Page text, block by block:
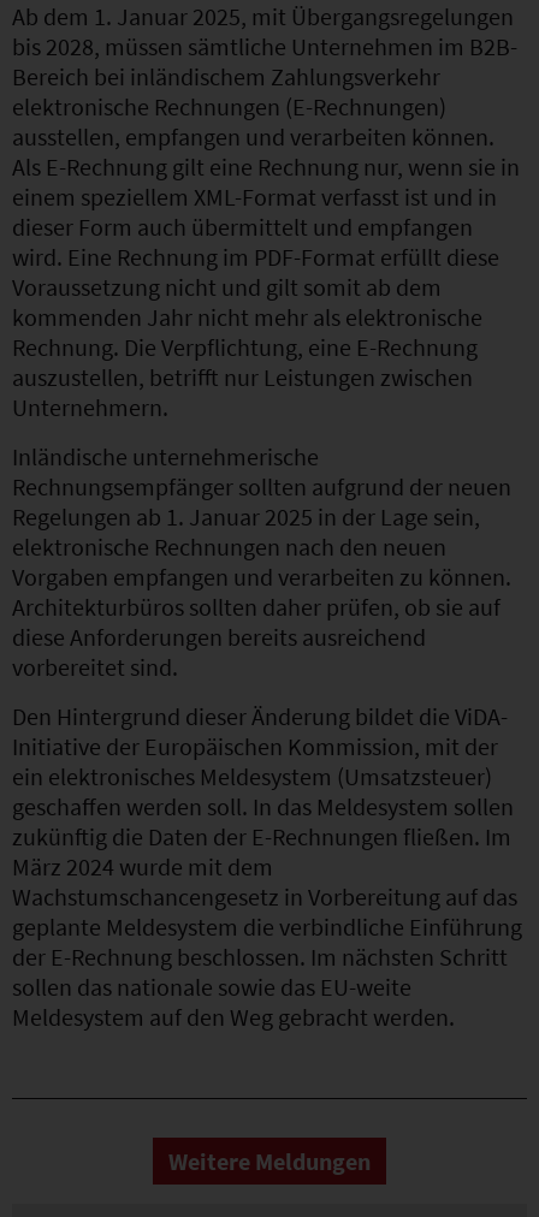
Ab dem 1. Januar 2025, mit Übergangsregelungen
bis 2028, müssen sämtliche Unternehmen im B2B-
Bereich bei inländischem Zahlungsverkehr
elektronische Rechnungen (E-Rechnungen)
ausstellen, empfangen und verarbeiten können.
Als E-Rechnung gilt eine Rechnung nur, wenn sie in
einem speziellem XML-Format verfasst ist und in
dieser Form auch übermittelt und empfangen
wird. Eine Rechnung im PDF-Format erfüllt diese
Voraussetzung nicht und gilt somit ab dem
kommenden Jahr nicht mehr als elektronische
Rechnung. Die Verpflichtung, eine E-Rechnung
auszustellen, betrifft nur Leistungen zwischen
Unternehmern.
Inländische unternehmerische
Rechnungsempfänger sollten aufgrund der neuen
Regelungen ab 1. Januar 2025 in der Lage sein,
elektronische Rechnungen nach den neuen
Vorgaben empfangen und verarbeiten zu können.
Architekturbüros sollten daher prüfen, ob sie auf
diese Anforderungen bereits ausreichend
vorbereitet sind.
Den Hintergrund dieser Änderung bildet die ViDA-
Initiative der Europäischen Kommission, mit der
ein elektronisches Meldesystem (Umsatzsteuer)
geschaffen werden soll. In das Meldesystem sollen
zukünftig die Daten der E-Rechnungen fließen. Im
März 2024 wurde mit dem
Wachstumschancengesetz in Vorbereitung auf das
geplante Meldesystem die verbindliche Einführung
der E-Rechnung beschlossen. Im nächsten Schritt
sollen das nationale sowie das EU-weite
Meldesystem auf den Weg gebracht werden.
Weitere Meldungen